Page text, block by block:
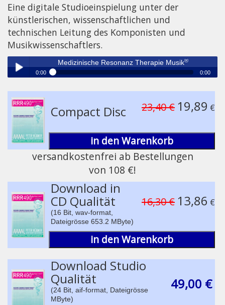
Eine digitale Studioeinspielung unter der
künstlerischen, wissenschaftlichen und
technischen Leitung des Komponisten und
Musikwissenschaftlers.
Play /
Medizinische Resonanz Therapie Musik®
0:00 0:00
Compact Disc 23,40 € 19,89 €
in den Warenkorb
versandkostenfrei ab Bestellungen
von 108 €!
Download in
CD Qualität
(16 Bit, wav-format,
Dateigrösse 653.2 MByte)
16,30 € 13,86 €
in den Warenkorb
Download Studio
Qualität
(24 Bit, aif-format, Dateigrösse
MByte)
49,00 €